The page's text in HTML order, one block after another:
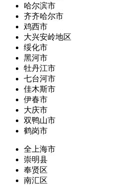
哈尔滨市
齐齐哈尔市
鸡西市
大兴安岭地区
绥化市
黑河市
牡丹江市
七台河市
佳木斯市
伊春市
大庆市
双鸭山市
鹤岗市
全上海市
崇明县
奉贤区
南汇区